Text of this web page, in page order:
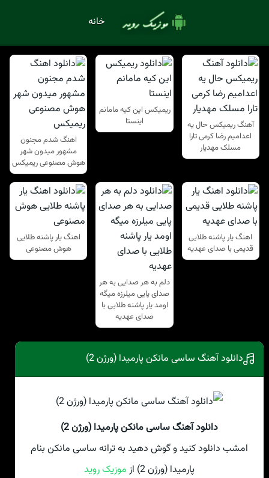
خانه
آهنگ ریمیکس حال یه
اعدامیم رضا کرمی تارا
مسلک مهدیار
ریمیکس این کیه مامانم
اینستا
اهنگ شدم مجنون
مشهور میدون شهر
هوش مصنوعی ریمیکس
اهنگ یار پاشنه طلایی
قدیمی با صدای عهدیه
دلم به هر صدایی به هر
صدای پایی میلرزه میگه
اومد یار پاشنه طلایی با
صدای عهدیه
اهنگ یار پاشنه طلایی
هوش مصنوعی
دانلود آهنگ ساسی مانکن پارمیدا (ورژن 2)
دانلود آهنگ ساسی مانکن پارمیدا (ورژن 2)
امشب دانلود کنید و گوش دهید به ترانه ساسی مانکن بنام
پارمیدا (ورژن 2) از
موزیک روید